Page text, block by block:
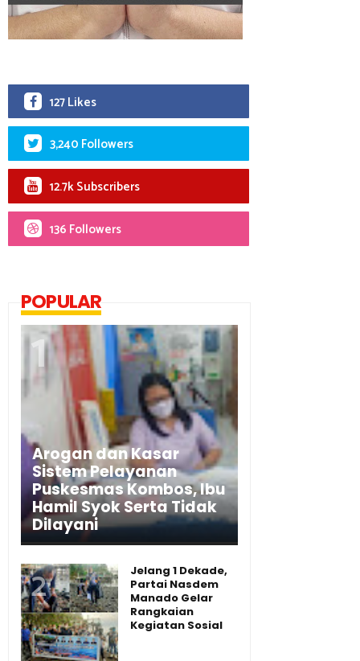
127 Likes
3,240 Followers
12.7k Subscribers
136 Followers
POPULAR
Arogan dan Kasar
Sistem Pelayanan
Puskesmas Kombos, Ibu
Hamil Syok Serta Tidak
Dilayani
Jelang 1 Dekade,
Partai Nasdem
Manado Gelar
Rangkaian
Kegiatan Sosial